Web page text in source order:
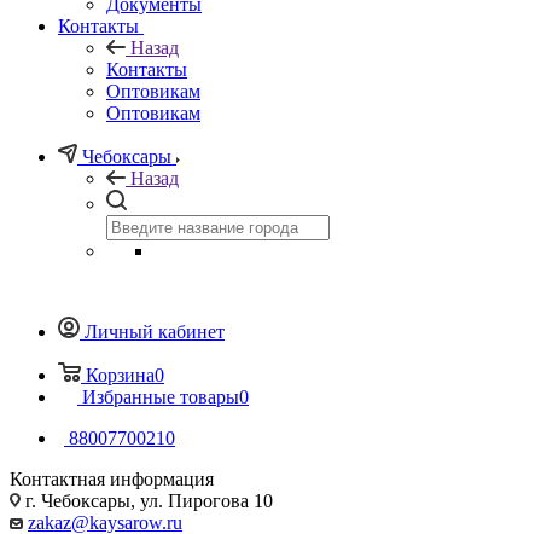
Документы
Контакты
Назад
Контакты
Оптовикам
Оптовикам
Чебоксары
Назад
Личный кабинет
Корзина0
Избранные товары0
88007700210
Контактная информация
г. Чебоксары, ул. Пирогова 10
zakaz@kaysarow.ru